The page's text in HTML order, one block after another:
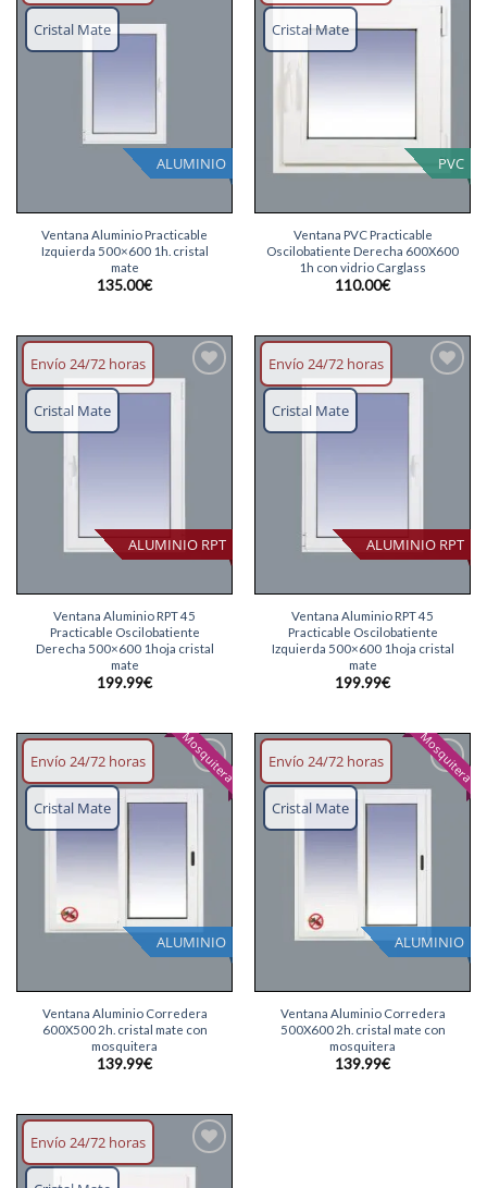
ALUMINIO
Cristal Mate
Ventana Aluminio Practicable
Izquierda 500×600 1h. cristal
mate
135.00€
PVC
Cristal Mate
Añadir
deseos
Ventana PVC Practicable
Oscilobatiente Derecha 600X600
1h con vidrio Carglass
110.00€
Envío 24/72 horas
ALUMINIO RPT
Cristal Mate
Ventana Aluminio RPT 45
Practicable Oscilobatiente
Derecha 500×600 1hoja cristal
mate
199.99€
Envío 24/72 horas
ALUMINIO RPT
Cristal Mate
Ventana Aluminio RPT 45
Practicable Oscilobatiente
Izquierda 500×600 1hoja cristal
mate
199.99€
Envío 24/72 horas
ALUMINIO
Cristal Mate
Mosquitera
Añadir
Ventana Aluminio Corredera
600X500 2h. cristal mate con
mosquitera
139.99€
Envío 24/72 horas
ALUMINIO
Cristal Mate
Mosquitera
Añadir
Ventana Aluminio Corredera
500X600 2h. cristal mate con
mosquitera
139.99€
Envío 24/72 horas
Añadir